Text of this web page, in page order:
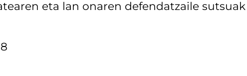
eta lan onaren defendatzaile sutsuak